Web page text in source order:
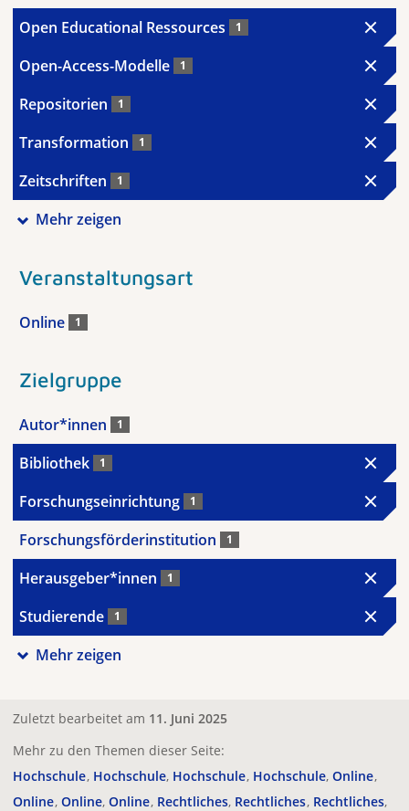
Open Educational Ressources 1
Open-Access-Modelle 1
Repositorien 1
Transformation 1
Zeitschriften 1
Mehr zeigen
Veranstaltungsart
Online 1
Zielgruppe
Autor*innen 1
Bibliothek 1
Forschungseinrichtung 1
Forschungsförderinstitution 1
Herausgeber*innen 1
Studierende 1
Mehr zeigen
Zuletzt bearbeitet am 11. Juni 2025
Mehr zu den Themen dieser Seite:
Hochschule Hochschule Hochschule Hochschule Online
Online Online Online Rechtliches Rechtliches Rechtliches